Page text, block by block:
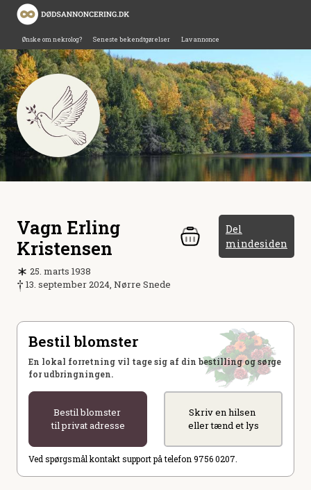
Ønske om nekrolog? Seneste bekendtgørelser Lav annonce
Vagn Erling
Kristensen
Del
mindesiden
25. marts 1938
13. september 2024, Nørre Snede
Bestil blomster
En lokal forretning vil tage sig af din bestilling og sørge
for udbringningen.
Bestil blomster
til privat adresse
Skriv en hilsen
eller tænd et lys
Ved spørgsmål kontakt support på telefon 9756 0207.